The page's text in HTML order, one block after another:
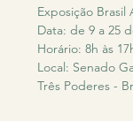
Exposição
Data: de 9 a 25
Horário: 8h às
Local: Senado
Três Poderes -